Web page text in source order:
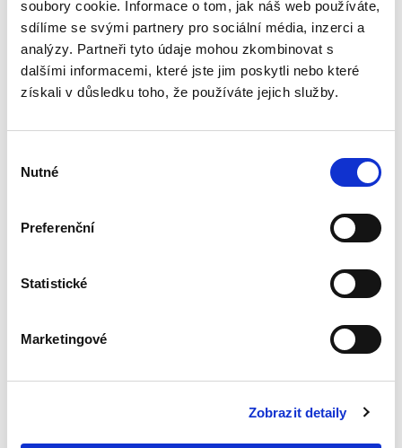
soubory cookie. Informace o tom, jak náš web používáte,
sdílíme se svými partnery pro sociální média, inzerci a
analýzy. Partneři tyto údaje mohou zkombinovat s
dalšími informacemi, které jste jim poskytli nebo které
získali v důsledku toho, že používáte jejich služby.
souhlasu
Nutné
Preferenční
Statistické
Marketingové
Zobrazit detaily
posloužit jako pomůcka advokátům, soudcům,
exekutorům, notářům a dalším,...
Nároky
adhezním řízení
Monograficky zpracovaná publikace se zabývá